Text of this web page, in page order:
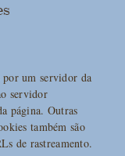
por um servidor da
servidor
página. Outras
também são
de rastreamento.